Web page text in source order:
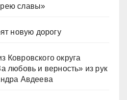
славы»
новую дорогу
округа
любовь и верность» из рук
Авдеева